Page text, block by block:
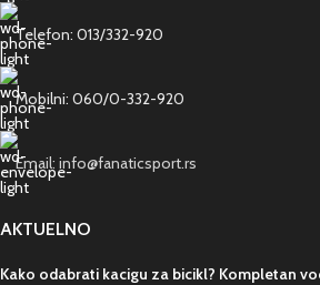
Telefon: 013/332-920
Mobilni: 060/0-332-920
Email: info@fanaticsport.rs
AKTUELNO
Kako odabrati kacigu za bicikl? Kompletan